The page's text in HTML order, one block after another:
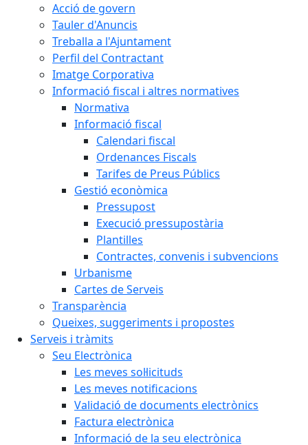
Acció de govern
Tauler d'Anuncis
Treballa a l'Ajuntament
Perfil del Contractant
Imatge Corporativa
Informació fiscal i altres normatives
Normativa
Informació fiscal
Calendari fiscal
Ordenances Fiscals
Tarifes de Preus Públics
Gestió econòmica
Pressupost
Execució pressupostària
Plantilles
Contractes, convenis i subvencions
Urbanisme
Cartes de Serveis
Transparència
Queixes, suggeriments i propostes
Serveis i tràmits
Seu Electrònica
Les meves sol·licituds
Les meves notificacions
Validació de documents electrònics
Factura electrònica
Informació de la seu electrònica